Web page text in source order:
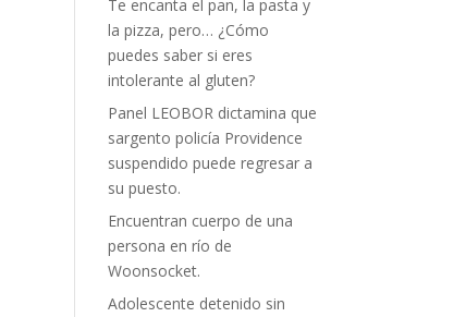
Te encanta el pan, la pasta y
la pizza, pero… ¿Cómo
puedes saber si eres
intolerante al gluten?
Panel LEOBOR dictamina que
sargento policía Providence
suspendido puede regresar a
su puesto.
Encuentran cuerpo de una
persona en río de
Woonsocket.
Adolescente detenido sin